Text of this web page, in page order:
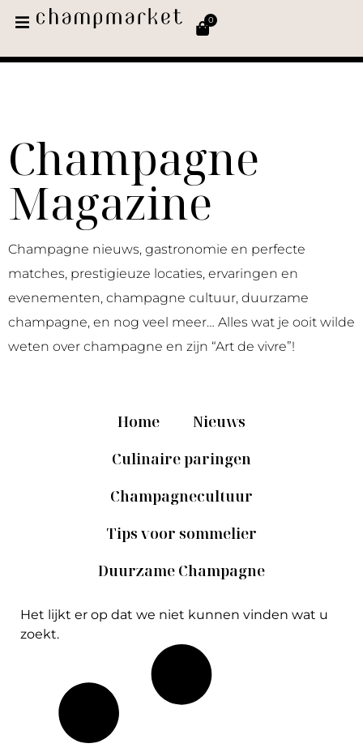
0
Champagne
Magazine
Champagne nieuws, gastronomie en perfecte
matches, prestigieuze locaties, ervaringen en
evenementen, champagne cultuur, duurzame
champagne, en nog veel meer… Alles wat je ooit wilde
weten over champagne en zijn “Art de vivre”!
Home
Nieuws
Culinaire paringen
Champagnecultuur
Tips voor sommelier
Duurzame Champagne
Het lijkt er op dat we niet kunnen vinden wat u
zoekt.